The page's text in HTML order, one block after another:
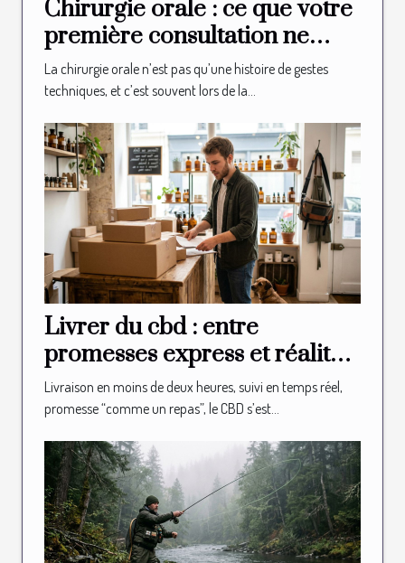
Chirurgie orale : ce que votre
première consultation ne
vous révélera jamais
La chirurgie orale n’est pas qu’une histoire de gestes
techniques, et c’est souvent lors de la...
Livrer du cbd : entre
promesses express et réalité
logistique en boutique
Livraison en moins de deux heures, suivi en temps réel,
promesse “comme un repas”, le CBD s’est...